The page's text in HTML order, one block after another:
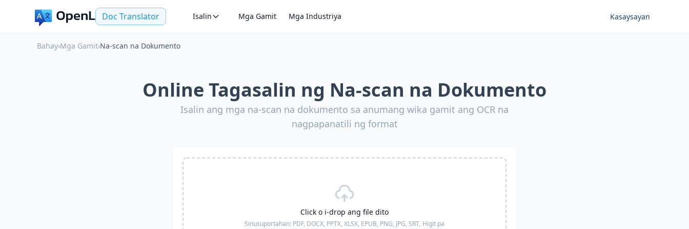
Doc Translator Isalin Mga Gamit Mga Industriya Kasaysayan
Bahay›Mga Gamit›Na-scan na Dokumento
Online Tagasalin ng Na-scan na Dokumento
Isalin ang mga na-scan na dokumento sa anumang wika gamit ang OCR na
nagpapanatili ng format
Click o i-drop ang file dito
Sinusuportahan: PDF, DOCX, PPTX, XLSX, EPUB, PNG, JPG, SRT, Higit pa